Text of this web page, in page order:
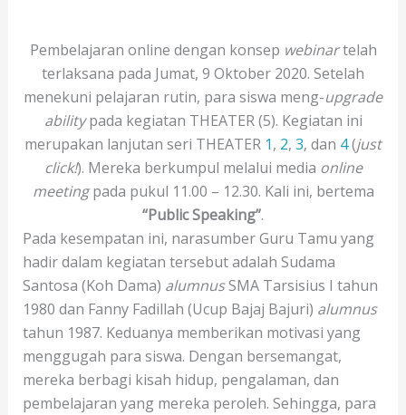
Pembelajaran online dengan konsep webinartelah
terlaksana pada Jumat, 9 Oktober 2020. Setelah
menekuni pelajaran rutin, para siswa meng-upgrade
abilitypada kegiatan THEATER (5). Kegiatan ini
merupakan lanjutan seri THEATER 1, 2, 3, dan 4(just
click!). Mereka berkumpul melalui media online
meetingpada pukul 11.00 – 12.30. Kali ini, bertema
“Public Speaking”.
Pada kesempatan ini, narasumber Guru Tamu yang
hadir dalam kegiatan tersebut adalah Sudama
Santosa (Koh Dama) alumnusSMA Tarsisius I tahun
1980 dan Fanny Fadillah (Ucup Bajaj Bajuri) alumnus
tahun 1987. Keduanya memberikan motivasi yang
menggugah para siswa. Dengan bersemangat,
mereka berbagi kisah hidup, pengalaman, dan
pembelajaran yang mereka peroleh. Sehingga, para